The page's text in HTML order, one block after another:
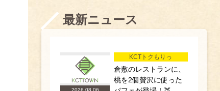
最新ニュース
KCTトクもりっ
倉敷のレストランに、
桃を2個贅沢に使った